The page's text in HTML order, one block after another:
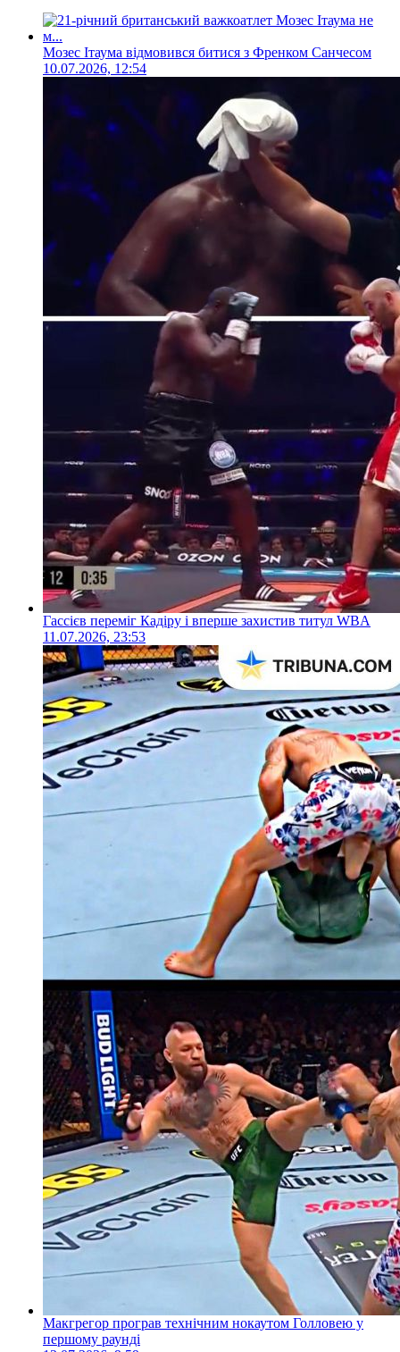
Мозес Ітаума відмовився битися з Френком Санчесом
10.07.2026, 12:54
Гассієв переміг Кадіру і вперше захистив титул WBA
11.07.2026, 23:53
Макгрегор програв технічним нокаутом Голловею у
першому раунді